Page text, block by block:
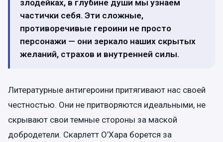
злодейках, в глубине души мы узнаем
частички себя. Эти сложные,
противоречивые героини не просто
персонажи — они зеркало наших скрытых
желаний, страхов и внутренней силы.
Литературные антигероини притягивают нас своей
честностью. Они не притворяются идеальными, не
скрывают свои темные стороны за маской
добродетели. Скарлетт О’Хара борется за